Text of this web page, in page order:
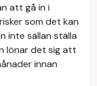
att gå in i
som det kan
inte sällan ställa
lönar det sig att
innan